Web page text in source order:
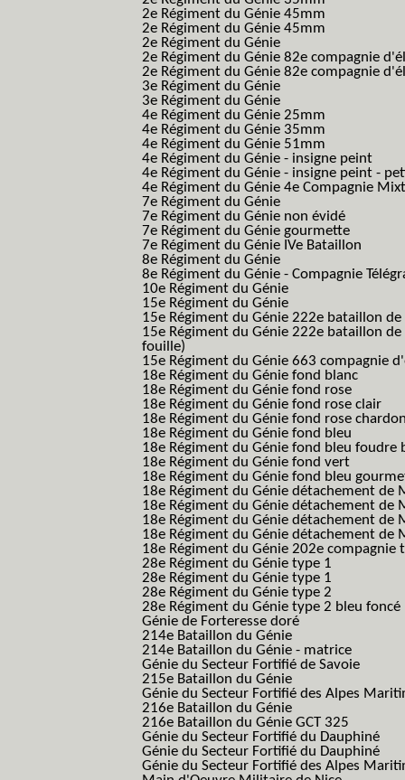
2e Régiment du Génie 45mm
2e Régiment du Génie 45mm
2e Régiment du Génie
2e Régiment du Génie 82e compagnie
2e Régiment du Génie 82e compagnie
3e Régiment du Génie
3e Régiment du Génie
4e Régiment du Génie 25mm
4e Régiment du Génie 35mm
4e Régiment du Génie 51mm
4e Régiment du Génie - insigne peint
4e Régiment du Génie - insigne peint -
4e Régiment du Génie 4e Compagnie
7e Régiment du Génie
7e Régiment du Génie non évidé
7e Régiment du Génie gourmette
7e Régiment du Génie IVe Bataillon
8e Régiment du Génie
8e Régiment du Génie - Compagnie
10e Régiment du Génie
15e Régiment du Génie
15e Régiment du Génie 222e bataillon
15e Régiment du Génie 222e bataillon
fouille)
15e Régiment du Génie 663 compagnie
18e Régiment du Génie fond blanc
18e Régiment du Génie fond rose
18e Régiment du Génie fond rose clair
18e Régiment du Génie fond rose
18e Régiment du Génie fond bleu
18e Régiment du Génie fond bleu foudre
18e Régiment du Génie fond vert
18e Régiment du Génie fond bleu
18e Régiment du Génie détachement de
18e Régiment du Génie détachement de
18e Régiment du Génie détachement de
18e Régiment du Génie détachement de
18e Régiment du Génie 202e compagnie
28e Régiment du Génie type 1
28e Régiment du Génie type 1
28e Régiment du Génie type 2
28e Régiment du Génie type 2 bleu foncé
Génie de Forteresse doré
214e Bataillon du Génie
214e Bataillon du Génie - matrice
Génie du Secteur Fortifié de Savoie
215e Bataillon du Génie
Génie du Secteur Fortifié des Alpes
216e Bataillon du Génie
216e Bataillon du Génie GCT 325
Génie du Secteur Fortifié du Dauphiné
Génie du Secteur Fortifié du Dauphiné
Génie du Secteur Fortifié des Alpes